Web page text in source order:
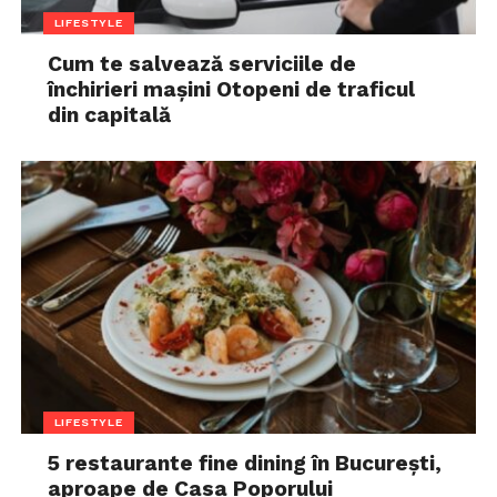
Vizualizări:108
LIFESTYLE
Cum te salvează serviciile de
închirieri mașini Otopeni de traficul
din capitală
LIFESTYLE
5 restaurante fine dining în București,
aproape de Casa Poporului